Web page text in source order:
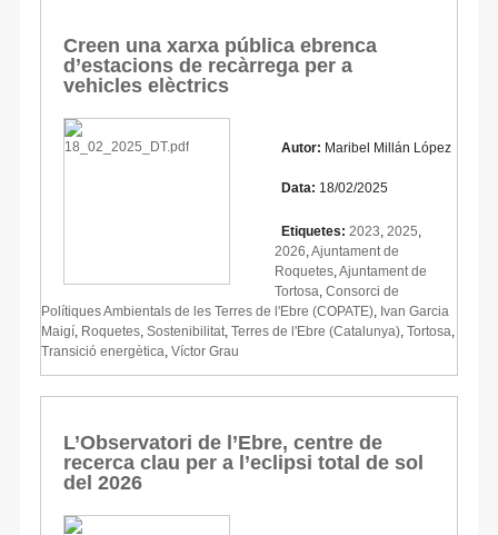
Creen una xarxa pública ebrenca
d’estacions de recàrrega per a
vehicles elèctrics
Autor: Maribel Millán López
Data: 18/02/2025
Etiquetes: 2023 2025
2026 Ajuntament de
Roquetes Ajuntament de
Tortosa Consorci de
Polítiques Ambientals de les Terres de l'Ebre (COPATE) Ivan Garcia
Maigí Roquetes Sostenibilitat Terres de l'Ebre (Catalunya) Tortosa
Transició energètica Víctor Grau
L’Observatori de l’Ebre, centre de
recerca clau per a l’eclipsi total de sol
del 2026